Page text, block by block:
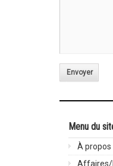
Envoyer
Menu du
À propos
Affaires/